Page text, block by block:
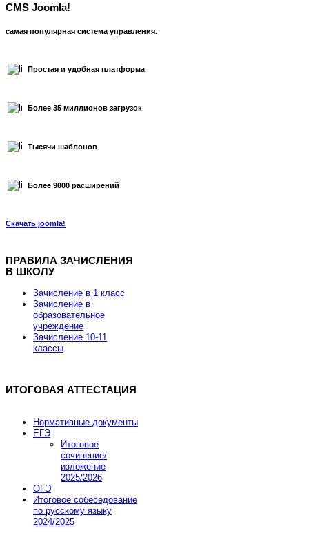
CMS Joomla!
самая популярная система управления.
Простая и удобная платформа
Более 35 миллионов загрузок
Тысячи шаблонов
Более 9000 расширений
Скачать joomla!
Хостинг для Joomla от REG.RU
Скидка 15% на заказ хостинга и VPS
Заказать хостинг
ПРАВИЛА ЗАЧИСЛЕНИЯ
В ШКОЛУ
Зачисление в 1 класс
Зачисление в
образовательное
учреждение
Зачисление 10-11
классы
ИТОГОВАЯ АТТЕСТАЦИЯ
Нормативные документы
ЕГЭ
Итоговое
сочинение/
изложение
2025/2026
ОГЭ
Итоговое собеседование
по русскому языку
2024/2025